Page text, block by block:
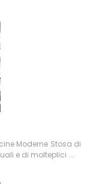
Moderne Stosa di
e di molteplici ...